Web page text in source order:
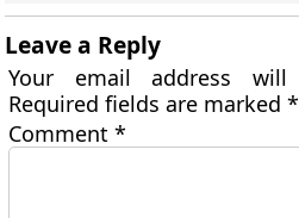
Leave a Reply
Your email address
Required fields are marked*
Comment*